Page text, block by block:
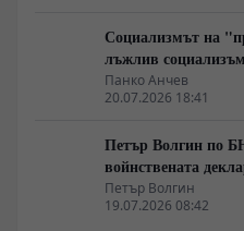
Социализмът на
лъжлив социализъм
Панко Анчев
20.07.2026 18:41
Петър Волгин по
войнствената
Петър Волгин
19.07.2026 08:42